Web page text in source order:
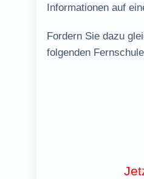
Informationen auf
Fordern Sie dazu
folgenden